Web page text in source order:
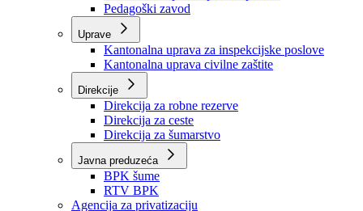
Zavod zdravstvenog osiguranja
Zavod za javno zdravstvo
Zavod za besplatnu pravnu pomoć
Pedagoški zavod
Kantonalna uprava za inspekcijske poslove
Kantonalna uprava civilne zaštite
Direkcije
Direkcija za robne rezerve
Direkcija za ceste
Direkcija za šumarstvo
Javna preduzeća